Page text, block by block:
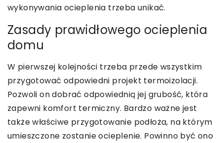
wykonywania ocieplenia trzeba unikać.
Zasady prawidłowego ocieplenia
domu
W pierwszej kolejności trzeba przede wszystkim
przygotować odpowiedni projekt termoizolacji.
Pozwoli on dobrać odpowiednią jej grubość, która
zapewni komfort termiczny. Bardzo ważne jest
także właściwe przygotowanie podłoża, na którym
umieszczone zostanie ocieplenie. Powinno być ono